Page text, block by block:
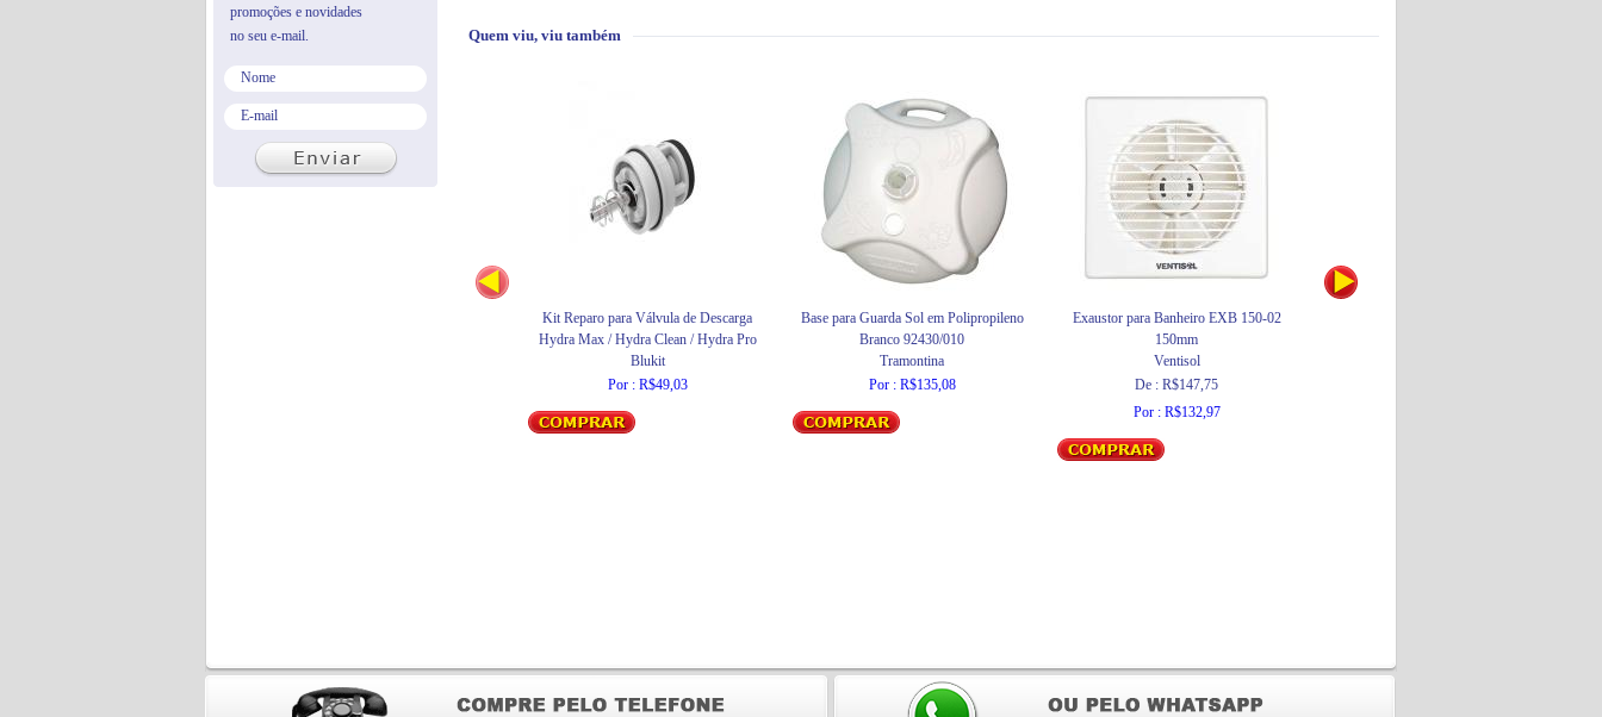
Quem viu, viu também
Kit Reparo para Válvula de Descarga
Hydra Max / Hydra Clean / Hydra Pro
Blukit
Por : R$49,03
Base para Guarda Sol em Polipropileno
Branco 92430/010
Tramontina
Por : R$135,08
Exaustor para Banheiro EXB 150-02
150mm
Ventisol
De : R$147,75
Por : R$132,97
promoções e novidades
no seu e-mail.